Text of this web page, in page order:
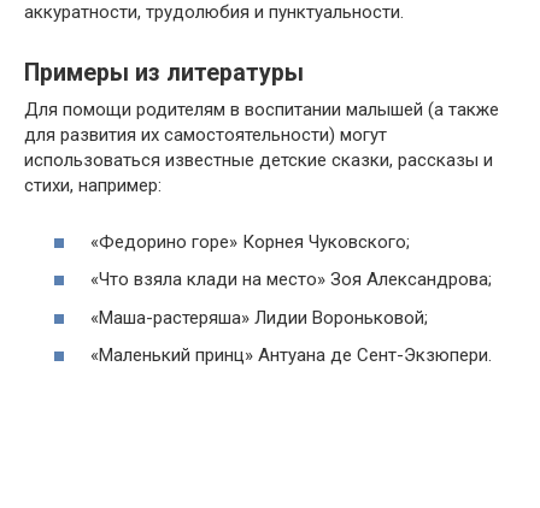
аккуратности, трудолюбия и пунктуальности.
Примеры из литературы
Для помощи родителям в воспитании малышей (а также
для развития их самостоятельности) могут
использоваться известные детские сказки, рассказы и
стихи, например:
«Федорино горе» Корнея Чуковского;
«Что взяла клади на место» Зоя Александрова;
«Маша-растеряша» Лидии Вороньковой;
«Маленький принц» Антуана де Сент-Экзюпери.